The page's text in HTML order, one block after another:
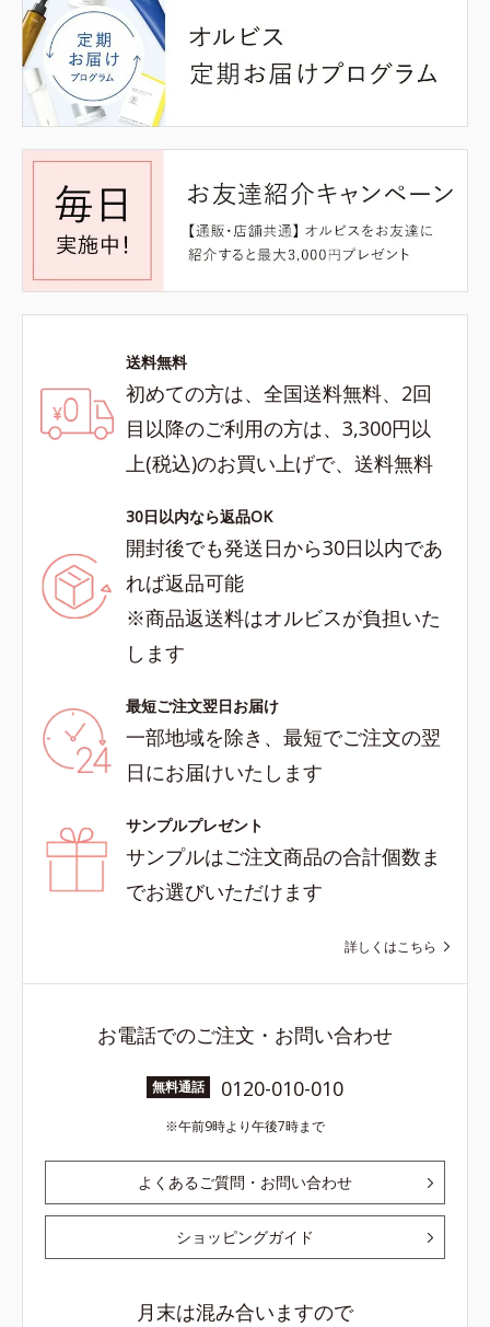
送料無料
初めての方は、全国送料無料、2回
目以降のご利用の方は、3,300円以
上(税込)のお買い上げで、送料無料
30日以内なら返品OK
開封後でも発送日から30日以内であ
れば返品可能
※商品返送料はオルビスが負担いた
します
最短ご注文翌日お届け
一部地域を除き、最短でご注文の翌
日にお届けいたします
サンプルプレゼント
サンプルはご注文商品の合計個数ま
でお選びいただけます
詳しくはこちら
お電話でのご注文・お問い合わせ
無料通話 0120-010-010
午前9時より午後7時まで
よくあるご質問・お問い合わせ
ショッピングガイド
月末は混み合いますので